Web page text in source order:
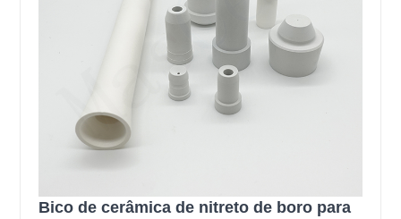
Bico de cerâmica de nitreto de boro para